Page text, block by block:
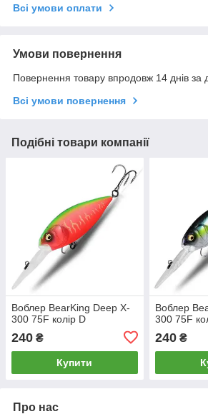
Всі умови оплати
Умови повернення
Повернення товару впродовж 14 днів за
Всі умови повернення
Подібні товари компанії
Воблер BearKing Deep X-
300 75F колір D
240 ₴
Купити
Воблер
300 75F
240₴
Про нас